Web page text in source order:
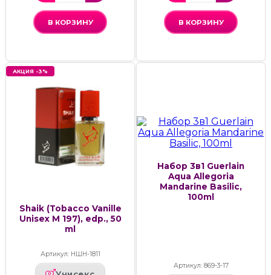
В КОРЗИНУ В КОРЗИНУ
АКЦИЯ -3%
Shaik (Tobacco Vanille
Unisex M 197), edp., 50
ml
Артикул: НШН-1811
Набор 3в1 Guerlain
Aqua Allegoria
Mandarine Basilic,
100ml
Артикул: 869-3-17